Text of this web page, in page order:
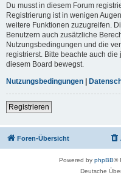
Du musst in diesem Forum
Registrierung ist in wenigen
weitere Funktionen zuzugreifen.
Benutzern auch zusätzliche
Nutzungsbedingungen und die
registrierst. Bitte beachte auch
diesem Board bewegst.
Nutzungsbedingungen |
Registrieren
Foren-Übersicht
Powered by phpBB®
Deutsche